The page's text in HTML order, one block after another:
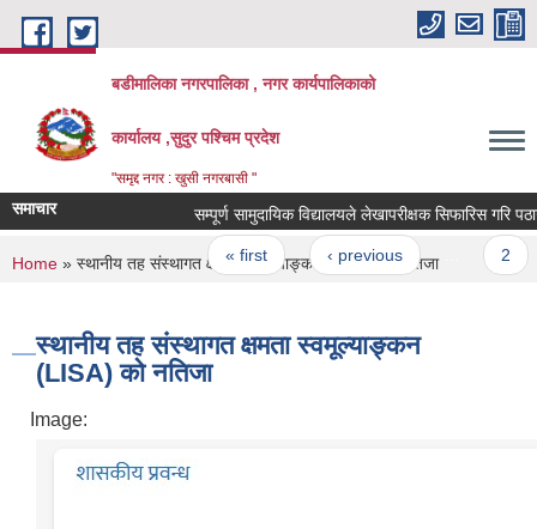
Skip to main content
बडीमालिका नगरपालिका , नगर कार्यपालिकाको
कार्यालय ,सुदुर पश्चिम प्रदेश
"समृद्द नगर : खुसी नगरबासी "
समाचार सम्पूर्ण सामुदायिक विद्यालयले लेखापरीक्षक सिफारिस गरि पठाउने
Pages
« first ‹ previous …
You are here
Home » स्थानीय तह संस्थागत क्षमता स्वमूल्याङ्कन (LISA) को नतिजा
स्थानीय तह संस्थागत क्षमता स्वमूल्याङ्कन
(LISA) को नतिजा
Image: